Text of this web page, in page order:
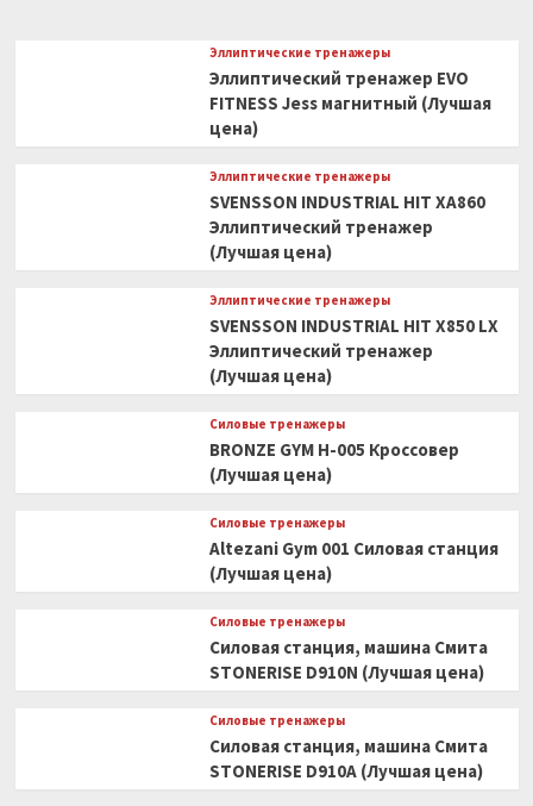
Эллиптические тренажеры
Эллиптический тренажер EVO
FITNESS Jess магнитный (Лучшая
цена)
Эллиптические тренажеры
SVENSSON INDUSTRIAL HIT XA860
Эллиптический тренажер
(Лучшая цена)
Эллиптические тренажеры
SVENSSON INDUSTRIAL HIT X850 LX
Эллиптический тренажер
(Лучшая цена)
Силовые тренажеры
BRONZE GYM H-005 Кроссовер
(Лучшая цена)
Силовые тренажеры
Altezani Gym 001 Силовая станция
(Лучшая цена)
Силовые тренажеры
Силовая станция, машина Смита
STONERISE D910N (Лучшая цена)
Силовые тренажеры
Силовая станция, машина Смита
STONERISE D910A (Лучшая цена)